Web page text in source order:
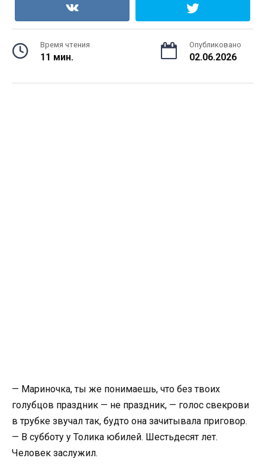
Время чтения
11 мин.
Опубликовано
02.06.2026
— Мариночка, ты же понимаешь, что без твоих
голубцов праздник — не праздник, — голос свекрови
в трубке звучал так, будто она зачитывала приговор.
— В субботу у Толика юбилей. Шестьдесят лет.
Человек заслужил.